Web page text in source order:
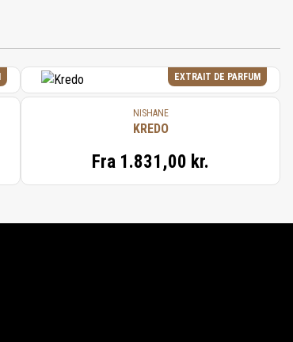
EXTRAIT DE PARFUM
NISHANE
KREDO
Fra 1.831,00 kr.